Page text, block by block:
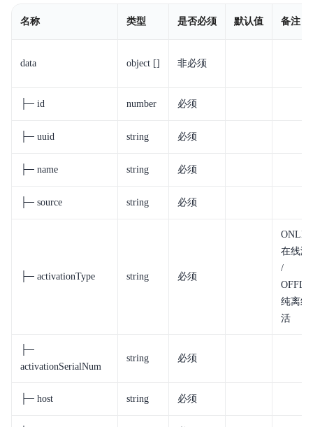
名称 类型 是否必须 默认值 备注
data object [] 非必须
├─ id number 必须
├─ uuid string 必须
├─ name string 必须
├─ source string 必须
├─ activationType string 必须
在线激
/
纯离线
活
├─
activationSerialNum
string 必须
├─ host string 必须